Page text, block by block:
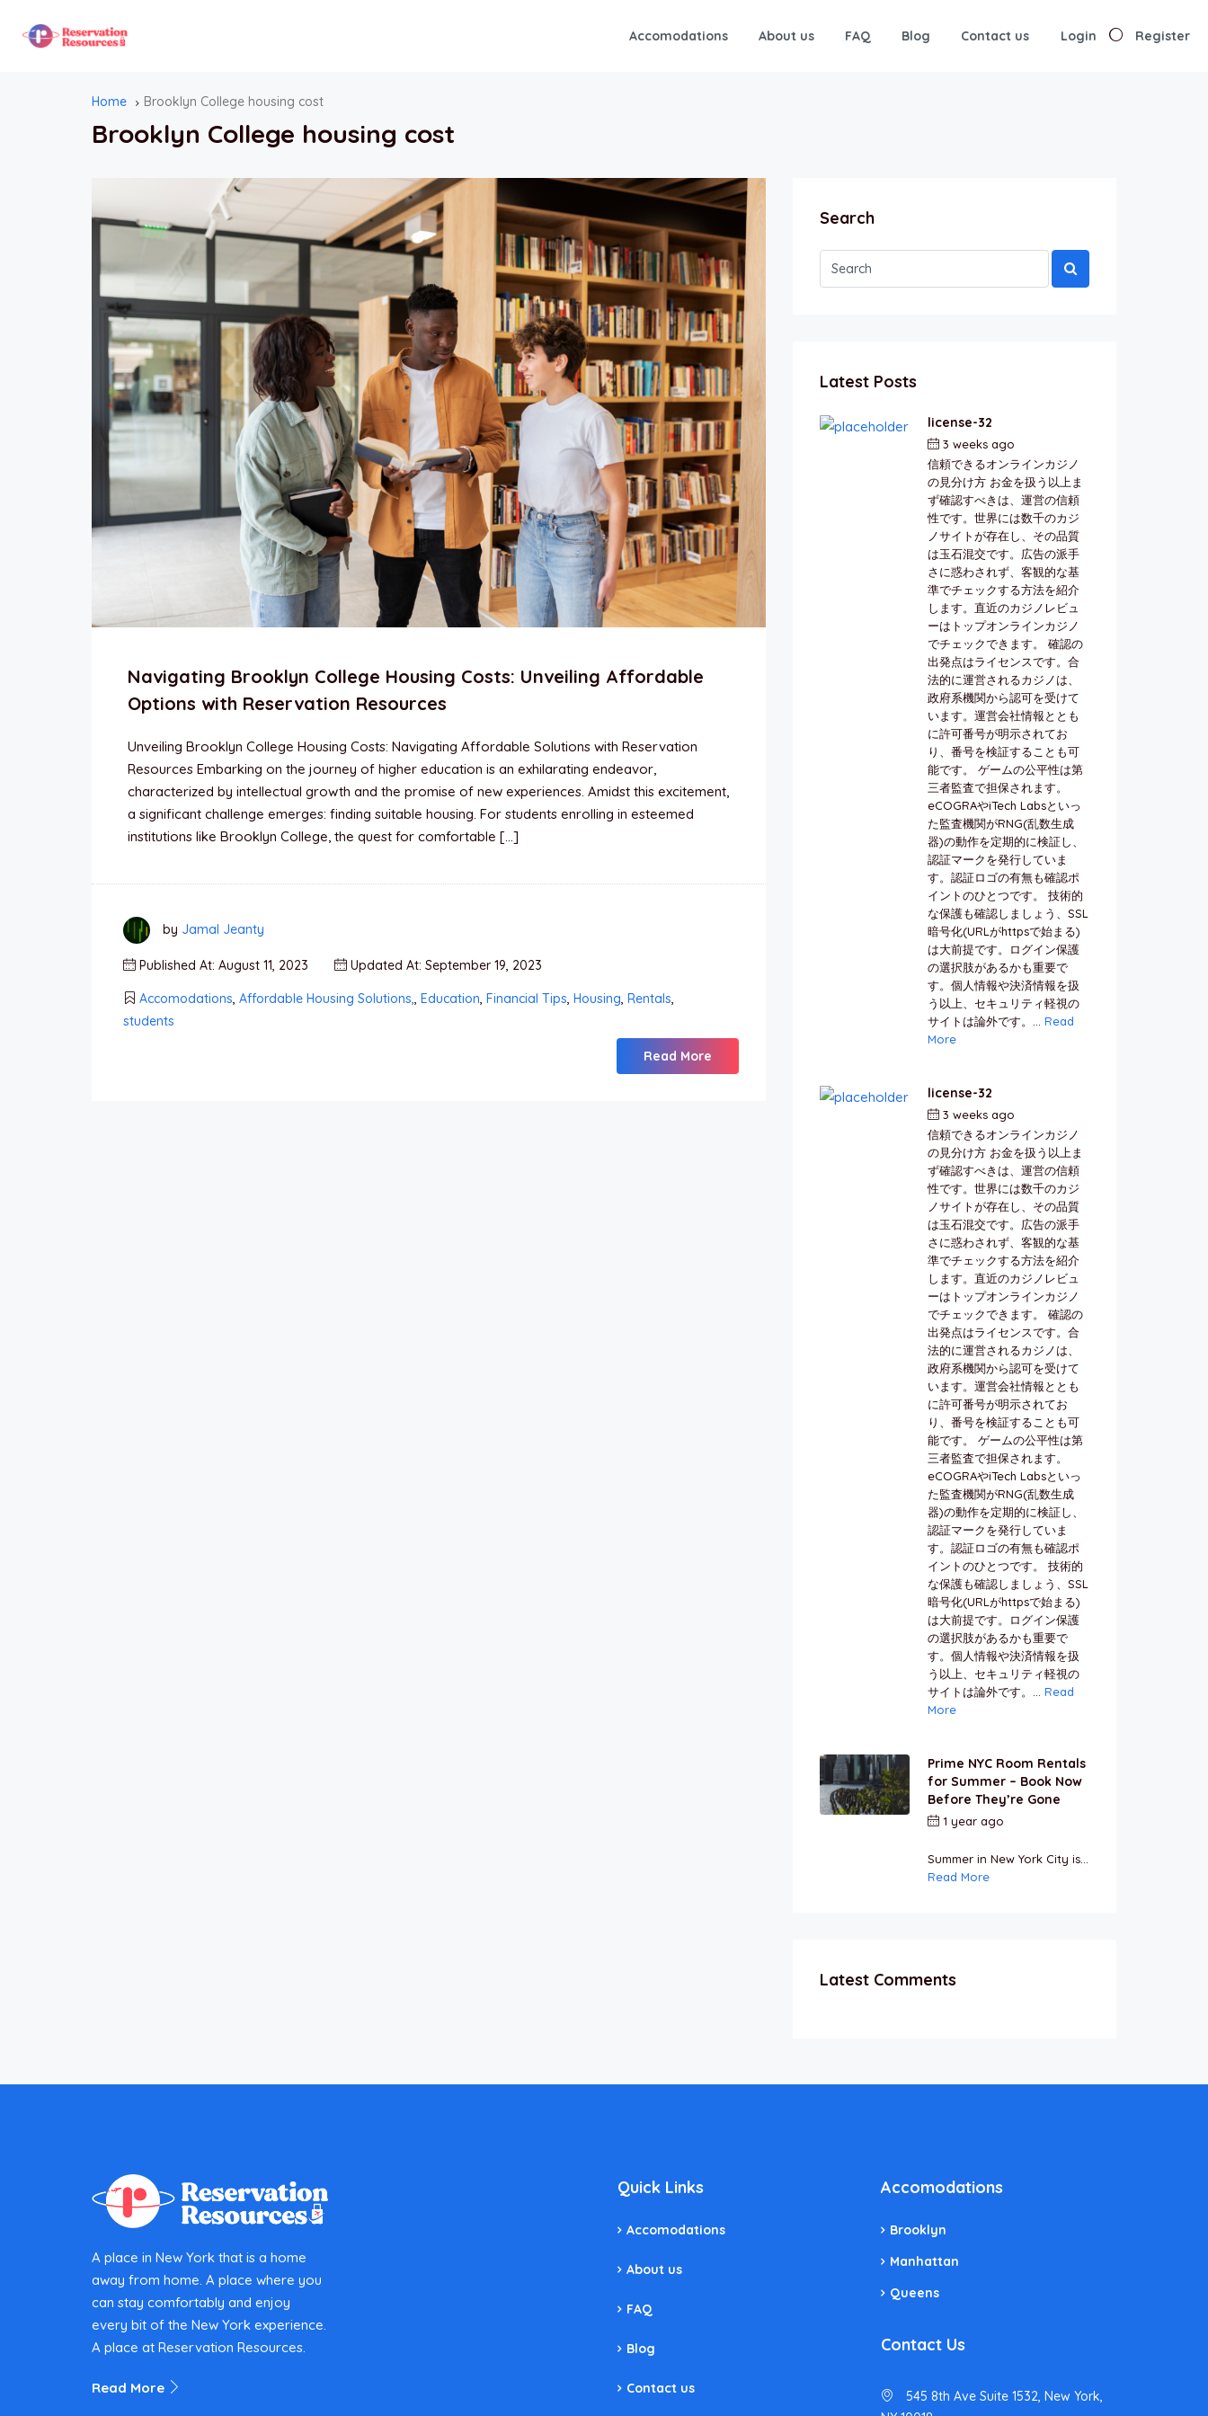
Accomodations About us FAQ Blog Contact us Login Register
Home Brooklyn College housing cost
Brooklyn College housing cost
Navigating Brooklyn College Housing Costs: Unveiling Affordable
Options with Reservation Resources
Unveiling Brooklyn College Housing Costs: Navigating Affordable Solutions with Reservation
Resources Embarking on the journey of higher education is an exhilarating endeavor,
characterized by intellectual growth and the promise of new experiences. Amidst this excitement,
a significant challenge emerges: finding suitable housing. For students enrolling in esteemed
institutions like Brooklyn College, the quest for comfortable […]
by Jamal Jeanty
Published At: August 11, 2023 Updated At: September 19, 2023
Accomodations, Affordable Housing Solutions,, Education, Financial Tips, Housing, Rentals,
students
Read More
Search
Latest Posts
license-32
3 weeks ago
信頼できるオンラインカジノ
の見分け方 お金を扱う以上ま
ず確認すべきは、運営の信頼
性です。世界には数千のカジ
ノサイトが存在し、その品質
は玉石混交です。広告の派手
さに惑わされず、客観的な基
準でチェックする方法を紹介
します。直近のカジノレビュ
ーはトップオンラインカジノ
でチェックできます。 確認の
出発点はライセンスです。合
法的に運営されるカジノは、
政府系機関から認可を受けて
います。運営会社情報ととも
に許可番号が明示されてお
り、番号を検証することも可
能です。 ゲームの公平性は第
三者監査で担保されます。
eCOGRAやiTech Labsといっ
た監査機関がRNG(乱数生成
器)の動作を定期的に検証し、
認証マークを発行していま
す。認証ロゴの有無も確認ポ
イントのひとつです。 技術的
な保護も確認しましょう、SSL
暗号化(URLがhttpsで始まる)
は大前提です。ログイン保護
の選択肢があるかも重要で
す。個人情報や決済情報を扱
う以上、セキュリティ軽視の
サイトは論外です。... Read
More
license-32
3 weeks ago
信頼できるオンラインカジノ
の見分け方 お金を扱う以上ま
ず確認すべきは、運営の信頼
性です。世界には数千のカジ
ノサイトが存在し、その品質
は玉石混交です。広告の派手
さに惑わされず、客観的な基
準でチェックする方法を紹介
します。直近のカジノレビュ
ーはトップオンラインカジノ
でチェックできます。 確認の
出発点はライセンスです。合
法的に運営されるカジノは、
政府系機関から認可を受けて
います。運営会社情報ととも
に許可番号が明示されてお
り、番号を検証することも可
能です。 ゲームの公平性は第
三者監査で担保されます。
eCOGRAやiTech Labsといっ
た監査機関がRNG(乱数生成
器)の動作を定期的に検証し、
認証マークを発行していま
す。認証ロゴの有無も確認ポ
イントのひとつです。 技術的
な保護も確認しましょう、SSL
暗号化(URLがhttpsで始まる)
は大前提です。ログイン保護
の選択肢があるかも重要で
す。個人情報や決済情報を扱
う以上、セキュリティ軽視の
サイトは論外です。... Read
More
Prime NYC Room Rentals
for Summer – Book Now
Before They’re Gone
1 year ago
Summer in New York City is...
Read More
Latest Comments
A place in New York that is a home
away from home. A place where you
can stay comfortably and enjoy
every bit of the New York experience.
A place at Reservation Resources.
Read More
Quick Links
Accomodations
About us
FAQ
Blog
Contact us
Accomodations
Brooklyn
Manhattan
Queens
Contact Us
545 8th Ave Suite 1532, New York,